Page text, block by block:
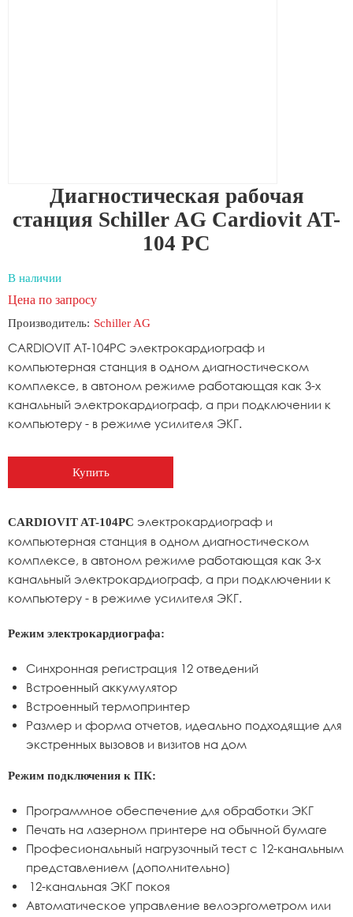
Диагностическая рабочая
станция Schiller AG Cardiovit AT-
104 PC
В наличии
Цена по запросу
Производитель: Schiller AG
CARDIOVIT AT-104PC электрокардиограф и
компьютерная станция в одном диагностическом
комплексе, в автоном режиме работающая как 3-х
канальный электрокардиограф, а при подключении к
компьютеру - в режиме усилителя ЭКГ.
Купить
CARDIOVIT AT-104PC электрокардиограф и
компьютерная станция в одном диагностическом
комплексе, в автоном режиме работающая как 3-х
канальный электрокардиограф, а при подключении к
компьютеру - в режиме усилителя ЭКГ.
Режим электрокардиографа:
Синхронная регистрация 12 отведений
Встроенный аккумулятор
Встроенный термопринтер
Размер и форма отчетов, идеально подходящие для
экстренных вызовов и визитов на дом
Режим подключения к ПК:
Программное обеспечение для обработки ЭКГ
Печать на лазерном принтере на обычной бумаге
Професиональный нагрузочный тест с 12-канальным
представлением (дополнительно)
12-канальная ЭКГ покоя
Автоматическое управление велоэргометром или